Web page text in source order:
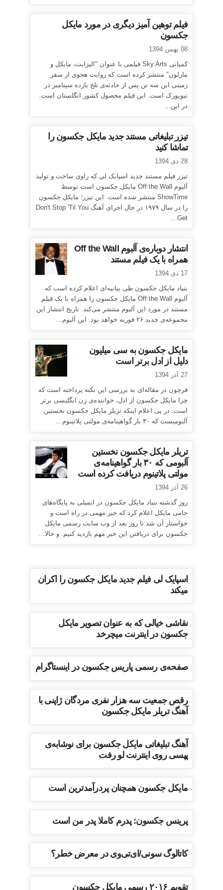
فیلم توهین آمیز دیگری در مورد مایکل
جکسون
08 بهمن 1394
کمپانی Sky Arts فیلمی با عنوان "الیزابت، مایکل و
مارلون" منتشر کرده است که روایت هجوی از سفر
زمینی این سه تن پس از حادثه‌ی تلخ یازده سپتامبر در
نیویورک است. این فیلم محصول کشور انگلستان است.
در این...
تیزر تبلیغاتی مستند جدید مایکل جکسون را
تماشا کنید
28 دی 1394
تیزر فیلم مستند جدید اسپایک لی که راوی ساخت و تولید
آلبوم Off the Wall مایکل جکسون است توسط
ShowTime منتشر شده است. این تیزر؛ مایکل جکسون
را در سال ۱۹۷۹ در حال اجرای آهنگ Don't Stop 'Til You
Get...
انتشار دوباره‌ی آلبوم Off the Wall
همراه با یک فیلم مستند
17 دی 1394
بنیاد مایکل جکسون طی بیانیه‌ای اعلام کرده است که
آلبوم Off the Wall مایکل جکسون را همراه با یک فیلم
مستند در مورد این آلبوم منتشر می‌کند. تاریخ انتشار این
مجموعه‌ی جدید ۲۶ فوریه خواهد بود. این آلبوم...
مایکل جکسون به سی میلیون
دلیل از ادل برتر است
27 آذر 1394
فرچون در مقاله‌ای به بررسی این نکته پرداخته است که
چرا مایکل جکسون از ادل، خواننده‌ی زن انگلیسی برتر
است. در پی اعلام اینکه تریلر مایکل جکسون نخستین
آلبومیست که ۳۰ بار گواهینامه‌ی مولتی پلاتینوم...
تریلر مایکل جکسون نخستین
آلبومی که ۳۰ بار گواهینامه‌ی
مولتی پلاتینوم دریافت کرده است
26 آذر 1394
روز گذشته بنیاد مایکل جکسون در ایمیلی به پایگاه‌های
حامی مایکل اعلام کرد که خبر مهمی در راه است و
خواستار آن شد تا روز بعد از وب سایت رسمی مایکل
جکسون برای دریافتن این خبر مهم بازدید کنیم. و حالا...
اسپایک لی فیلم جدید مایکل جکسون را اکران
میکند
نقاشی خیالی که به عنوان تصویر مایکل
جکسون در اینترنت میچرخد
صفحه‌ی رسمی پاریس جکسون در اینستاگرام
رقص جمعیت سه هزار نفری مردگان ژاپنی با
آهنگ تریلر مایکل جکسون
آهنگ تبلیغاتی مایکل جکسون برای نوشابه‌ی
پپسی روی اینترنت لو رفت
مایکل جکسون همچنان پردرآمدترین است
پرینس جکسون: پدرم کاملا پدر من است
کاتالوگ سونی/ای‌تی‌وی در معرض خطر؟
تقویم ۲۰۱۶ رسمی مایکل جکسون